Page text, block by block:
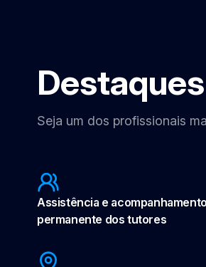
Seja um dos profissionais
Assistência e acompanhamento
permanente dos tutores